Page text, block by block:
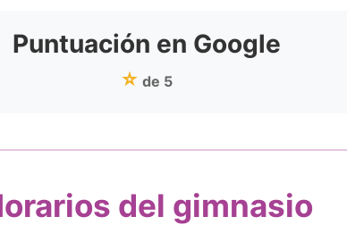
Puntuación en Google
⭐ de 5
del gimnasio